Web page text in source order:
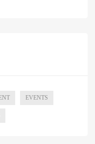
EVENTS